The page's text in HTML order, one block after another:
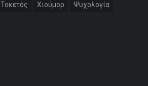
Τοκετός Χιούμορ Ψυχολογία